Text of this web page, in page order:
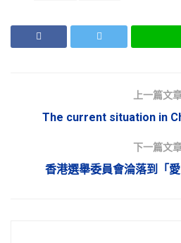
上一篇文
The current situation in
下一篇文
香港選舉委員會淪落到「